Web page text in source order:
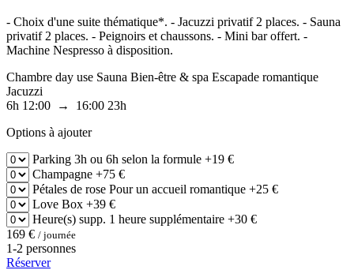
- Choix d'une suite thématique*. - Jacuzzi privatif 2 places. - Sauna
privatif 2 places. - Peignoirs et chaussons. - Mini bar offert. -
Machine Nespresso à disposition.
Chambre day use Sauna Bien-être & spa Escapade romantique
Jacuzzi
6h 12:00 → 16:00 23h
Options à ajouter
Parking 3h ou 6h selon la formule +19 €
Champagne +75 €
Pétales de rose Pour un accueil romantique +25 €
Love Box +39 €
Heure(s) supp. 1 heure supplémentaire +30 €
169 € / journée
1-2 personnes
Réserver